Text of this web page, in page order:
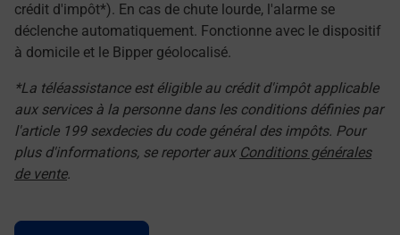
crédit d'impôt*). En cas de chute lourde, l'alarme se
déclenche automatiquement. Fonctionne avec le dispositif
à domicile et le Bipper géolocalisé.
*La téléassistance est éligible au crédit d'impôt applicable
aux services à la personne dans les conditions définies par
l'article 199 sexdecies du code général des impôts. Pour
plus d'informations, se reporter aux Conditions générales
de vente.
Le lien s'ouvre dans un nouvel onglet